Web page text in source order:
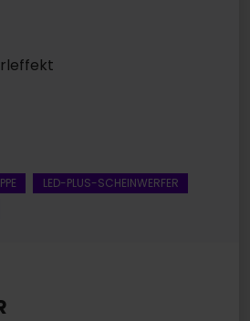
LED-PLUS-SCHEINWERFER